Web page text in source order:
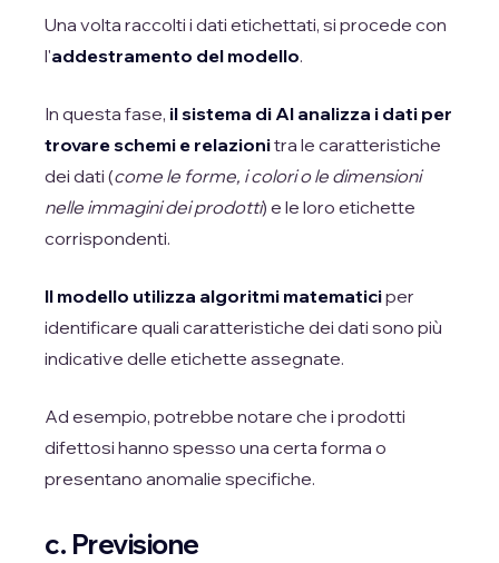
Una volta raccolti i dati etichettati, si procede con
l'addestramento del modello.
In questa fase, il sistema di AI analizza i dati per
trovare schemi e relazionitra le caratteristiche
dei dati (come le forme, i colori o le dimensioni
nelle immagini dei prodotti) e le loro etichette
corrispondenti.
Il modello utilizza algoritmi matematiciper
identificare quali caratteristiche dei dati sono più
indicative delle etichette assegnate.
Ad esempio, potrebbe notare che i prodotti
difettosi hanno spesso una certa forma o
presentano anomalie specifiche.
c. Previsione